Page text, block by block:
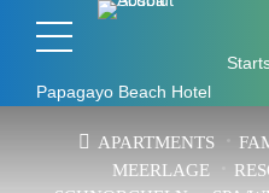
Papagayo Beach Hotel
APARTMENTS
MEERLAGE